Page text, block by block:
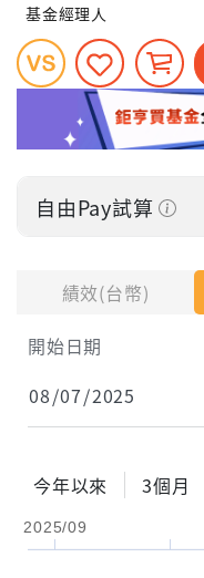
績效(台幣)
開始日期
今年以來 3個月
2025/09
基金經理人
自由Pay試算
每月Pay出方式
依金額
0%